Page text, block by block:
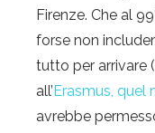
Firenze. Che al
forse non
tutto per arrivare
all’ Erasmus,
avrebbe